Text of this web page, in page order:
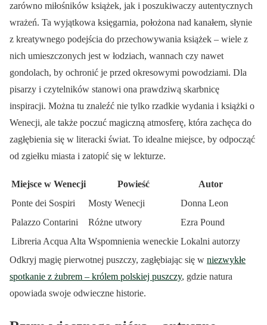
zarówno miłośników książek, jak i poszukiwaczy autentycznych
wrażeń. Ta wyjątkowa księgarnia, położona nad kanałem, słynie
z kreatywnego podejścia do przechowywania książek – wiele z
nich umieszczonych jest w łodziach, wannach czy nawet
gondolach, by ochronić je przed okresowymi powodziami. Dla
pisarzy i czytelników stanowi ona prawdziwą skarbnicę
inspiracji. Można tu znaleźć nie tylko rzadkie wydania i książki o
Wenecji, ale także poczuć magiczną atmosferę, która zachęca do
zagłębienia się w literacki świat. To idealne miejsce, by odpocząć
od zgiełku miasta i zatopić się w lekturze.
Miejsce w Wenecji Powieść
Autor
Ponte dei Sospiri
Mosty Wenecji
Donna Leon
Palazzo Contarini
Różne utwory
Ezra Pound
Libreria Acqua Alta Wspomnienia weneckie Lokalni autorzy
Odkryj magię pierwotnej puszczy, zagłębiając się w niezwykłe
spotkanie z żubrem – królem polskiej puszczy, gdzie natura
opowiada swoje odwieczne historie.